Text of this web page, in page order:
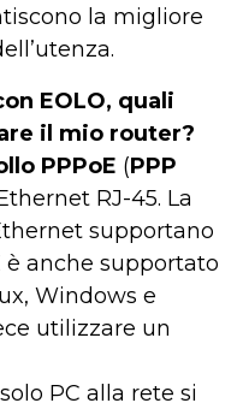
la migliore
EOLO, quali
il mio router?
PPPoE (PPP
RJ-45. La
supportano
è anche supportato
Windows e
utilizzare un
PC alla rete si